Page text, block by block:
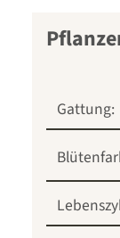
Gattung: